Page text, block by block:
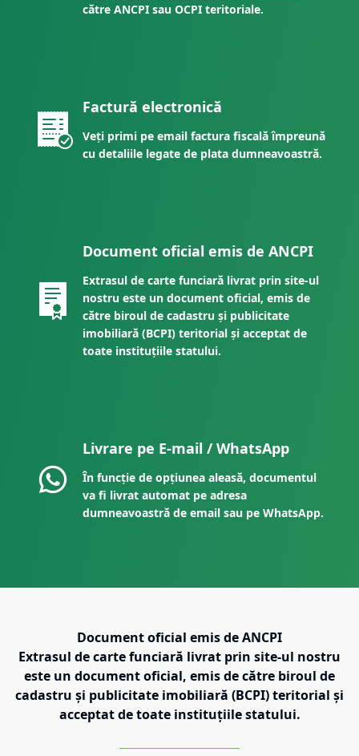
către ANCPI sau OCPI teritoriale.
Factură electronică
Veți primi pe email factura fiscală împreună
cu detaliile legate de plata dumneavoastră.
Document oficial emis de ANCPI
Extrasul de carte funciară livrat prin site-ul
nostru este un document oficial, emis de
către biroul de cadastru și publicitate
imobiliară (BCPI) teritorial și acceptat de
toate instituțiile statului.
Livrare pe E-mail / WhatsApp
În funcție de opțiunea aleasă, documentul
va fi livrat automat pe adresa
dumneavoastră de email sau pe WhatsApp.
Document oficial emis de ANCPI
Extrasul de carte funciară livrat prin site-ul nostru
este un document oficial, emis de către biroul de
cadastru și publicitate imobiliară (BCPI) teritorial și
acceptat de toate instituțiile statului.